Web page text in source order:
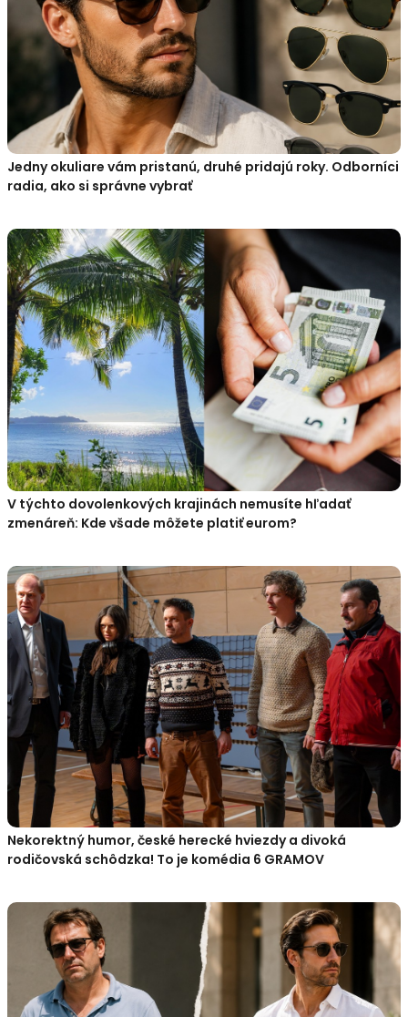
Jedny okuliare vám pristanú, druhé pridajú roky. Odborníci
radia, ako si správne vybrať
V týchto dovolenkových krajinách nemusíte hľadať
zmenáreň: Kde všade môžete platiť eurom?
Nekorektný humor, české herecké hviezdy a divoká
rodičovská schôdzka! To je komédia 6 GRAMOV